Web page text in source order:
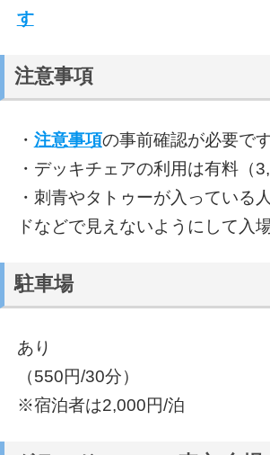
す
注意事項
・ 注意事項の事前確認が必要で
・デッキチェアの利用は有料（
・刺青やタトゥーが入っている
ドなどで見えないようにして入
駐車場
あり
（550円/30分）
※宿泊者は2,000円/泊